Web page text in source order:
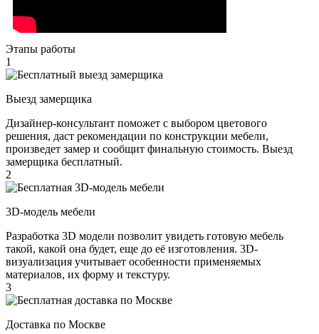
Этапы работы
1
Выезд замерщика
Дизайнер-консультант поможет с выбором цветового
решения, даст рекомендации по конструкции мебели,
произведет замер и сообщит финальную стоимость. Выезд
замерщика бесплатный.
2
3D-модель мебели
Разработка 3D модели позволит увидеть готовую мебель
такой, какой она будет, еще до её изготовления. 3D-
визуализация учитывает особенности применяемых
материалов, их форму и текстуру.
3
Доставка по Москве